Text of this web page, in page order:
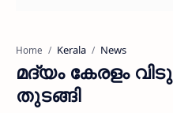
Home Kerala News
മദ്യം കേരളം
തുടങ്ങി